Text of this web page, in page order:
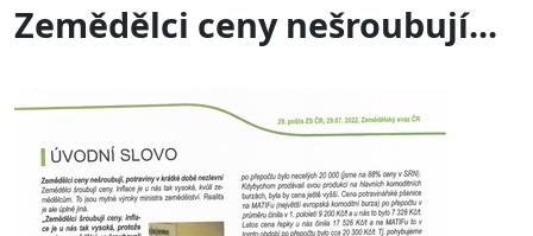
Zemědělci ceny nešroubují...